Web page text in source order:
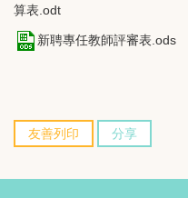
算表.odt
新聘專任教師評審表.ods
友善列印 分享